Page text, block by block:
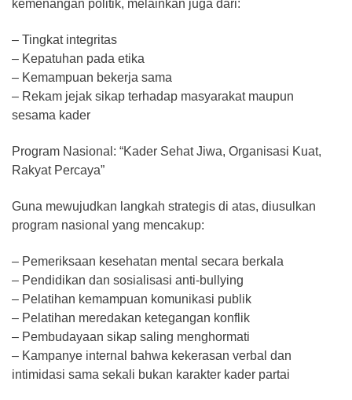
kemenangan politik, melainkan juga dari:
– Tingkat integritas
– Kepatuhan pada etika
– Kemampuan bekerja sama
– Rekam jejak sikap terhadap masyarakat maupun
sesama kader
Program Nasional: “Kader Sehat Jiwa, Organisasi Kuat,
Rakyat Percaya”
Guna mewujudkan langkah strategis di atas, diusulkan
program nasional yang mencakup:
– Pemeriksaan kesehatan mental secara berkala
– Pendidikan dan sosialisasi anti-bullying
– Pelatihan kemampuan komunikasi publik
– Pelatihan meredakan ketegangan konflik
– Pembudayaan sikap saling menghormati
– Kampanye internal bahwa kekerasan verbal dan
intimidasi sama sekali bukan karakter kader partai